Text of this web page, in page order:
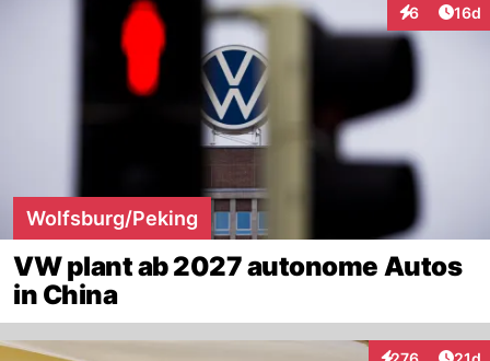
6
Interaktionen
16d
Wolfsburg/Peking
VW plant ab 2027 autonome Autos
in China